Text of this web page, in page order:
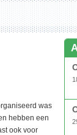
was
hebben een
ook voor